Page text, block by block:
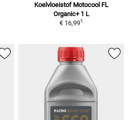
Koelvloeistof Motocool FL
Organic+ 1 L
€ 16,991